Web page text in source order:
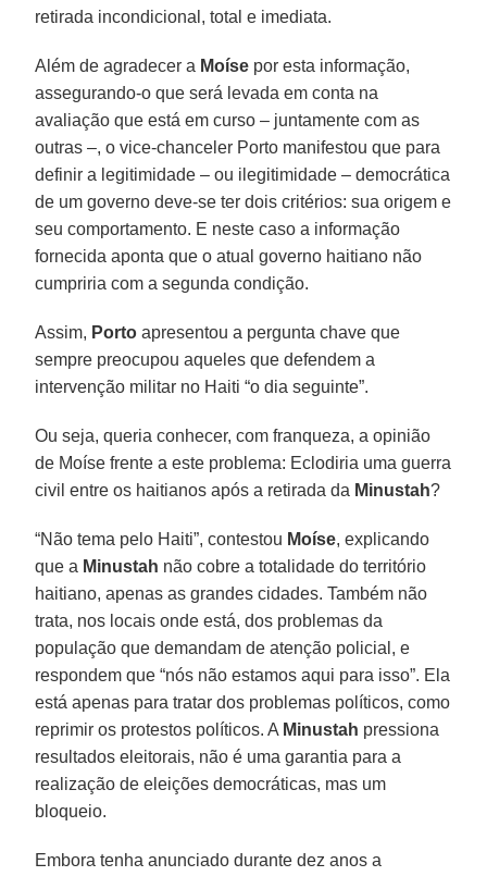
retirada incondicional, total e imediata.
Além de agradecer a Moíse por esta informação,
assegurando-o que será levada em conta na
avaliação que está em curso – juntamente com as
outras –, o vice-chanceler Porto manifestou que para
definir a legitimidade – ou ilegitimidade – democrática
de um governo deve-se ter dois critérios: sua origem e
seu comportamento. E neste caso a informação
fornecida aponta que o atual governo haitiano não
cumpriria com a segunda condição.
Assim, Porto apresentou a pergunta chave que
sempre preocupou aqueles que defendem a
intervenção militar no Haiti “o dia seguinte”.
Ou seja, queria conhecer, com franqueza, a opinião
de Moíse frente a este problema: Eclodiria uma guerra
civil entre os haitianos após a retirada da Minustah?
“Não tema pelo Haiti”, contestou Moíse, explicando
que a Minustah não cobre a totalidade do território
haitiano, apenas as grandes cidades. Também não
trata, nos locais onde está, dos problemas da
população que demandam de atenção policial, e
respondem que “nós não estamos aqui para isso”. Ela
está apenas para tratar dos problemas políticos, como
reprimir os protestos políticos. A Minustah pressiona
resultados eleitorais, não é uma garantia para a
realização de eleições democráticas, mas um
bloqueio.
Embora tenha anunciado durante dez anos a